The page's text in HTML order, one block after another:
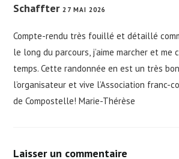
Schaffter27 MAI 2026
Compte-rendu très fouillé et détaillé
le long du parcours, j’aime marcher et me
temps. Cette randonnée en est un très
l’organisateur et vive l’Association franc-
de Compostelle! Marie-Thérèse
Laisser un commentaire